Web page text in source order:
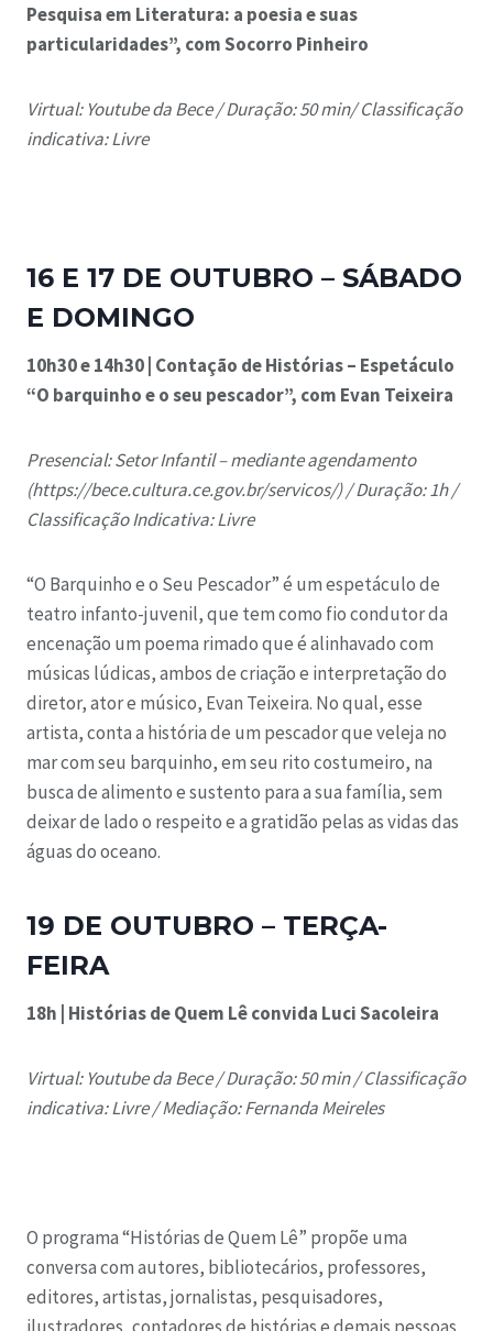
Pesquisa em Literatura: a poesia e suas
particularidades”, com Socorro Pinheiro
Virtual: Youtube da Bece /Duração: 50 min/Classificação
indicativa: Livre
16 E 17 DE OUTUBRO – SÁBADO
E DOMINGO
10h30 e 14h30 | Contação de Histórias – Espetáculo
“O barquinho e o seu pescador”, com Evan Teixeira
Presencial: Setor Infantil – mediante agendamento
(https://bece.cultura.ce.gov.br/servicos/) / Duração: 1h /
Classificação Indicativa: Livre
“O Barquinho e o Seu Pescador” é um espetáculo de
teatro infanto-juvenil, que tem como fio condutor da
encenação um poema rimado que é alinhavado com
músicas lúdicas, ambos de criação e interpretação do
diretor, ator e músico, Evan Teixeira. No qual, esse
artista, conta a história de um pescador que veleja no
mar com seu barquinho, em seu rito costumeiro, na
busca de alimento e sustento para a sua família, sem
deixar de lado o respeito e a gratidão pelas as vidas das
águas do oceano.
19 DE OUTUBRO – TERÇA-
FEIRA
18h | Histórias de Quem Lê convida Luci Sacoleira
Virtual: Youtube da Bece /Duração: 50 min /Classificação
indicativa: Livre /Mediação: Fernanda Meireles
O programa “Histórias de Quem Lê” propõe uma
conversa com autores, bibliotecários, professores,
editores, artistas, jornalistas, pesquisadores,